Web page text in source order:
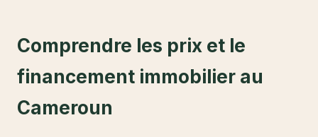
Comprendre les prix et le
financement immobilier au
Cameroun